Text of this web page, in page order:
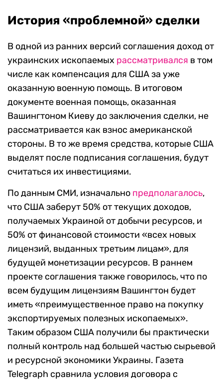
История «проблемной» сделки
В одной из ранних версий соглашения доход от
украинских ископаемых рассматривался в том
числе как компенсация для США за уже
оказанную военную помощь. В итоговом
документе военная помощь, оказанная
Вашингтоном Киеву до заключения сделки, не
рассматривается как взнос американской
стороны. В то же время средства, которые США
выделят после подписания соглашения, будут
считаться их инвестициями.
По данным СМИ, изначально предполагалось,
что США заберут 50% от текущих доходов,
получаемых Украиной от добычи ресурсов, и
50% от финансовой стоимости «всех новых
лицензий, выданных третьим лицам», для
будущей монетизации ресурсов. В раннем
проекте соглашения также говорилось, что по
всем будущим лицензиям Вашингтон будет
иметь «преимущественное право на покупку
экспортируемых полезных ископаемых».
Таким образом США получили бы практически
полный контроль над большей частью сырьевой
и ресурсной экономики Украины. Газета
Telegraph сравнила условия договора с